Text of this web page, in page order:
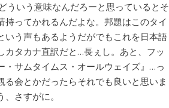
ういう意味なんだろーと思っているとそ
ってかれるんだよな。邦題はこのタイ
いう声もあるようだがでもこれを日本語
カタカナ直訳だと…長ぇし。あと、フッ
・サムタイムス・オールウェイズ』…っ
会とかだったらそれでも良いと思いま
さすがに。